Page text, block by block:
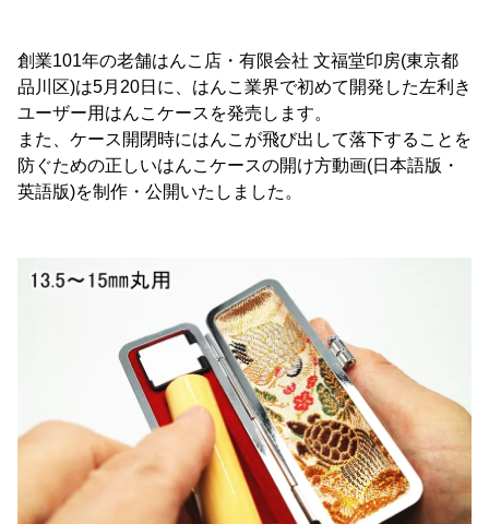
創業101年の老舗はんこ店・有限会社 文福堂印房(東京都
品川区)は5月20日に、はんこ業界で初めて開発した左利き
ユーザー用はんこケースを発売します。
また、ケース開閉時にはんこが飛び出して落下することを
防ぐための正しいはんこケースの開け方動画(日本語版・
英語版)を制作・公開いたしました。